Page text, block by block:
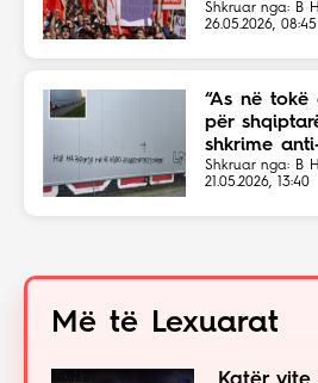
Veriut
Shkruar nga: B
26.05.2026, 08:45
“As në
për
shkrime
Shkup
Shkruar nga: B
21.05.2026, 13:40
Më të Lexuarat